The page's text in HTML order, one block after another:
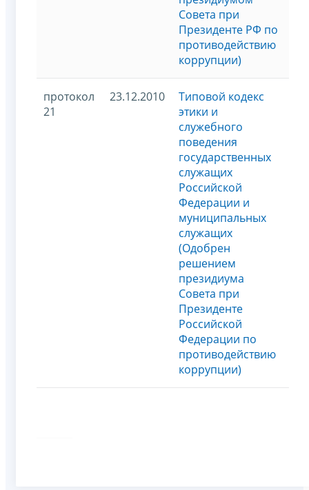
Совета при
Президенте РФ по
противодействию
коррупции)
протокол
21
23.12.2010
Типовой кодекс
этики и
служебного
поведения
государственных
служащих
Российской
Федерации и
муниципальных
служащих
(Одобрен
решением
президиума
Совета при
Президенте
Российской
Федерации по
противодействию
коррупции)